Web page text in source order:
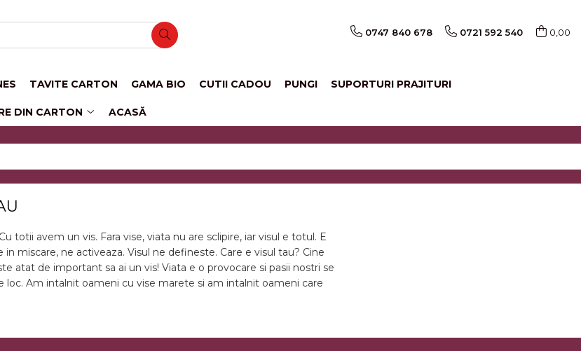
0747 840 678 0721 592 540 0,00
TAVITE CARTON GAMA BIO CUTII CADOU PUNGI SUPORTURI PRAJITURI
DIN CARTON ACASĂ
totii avem un vis. Fara vise, viata nu are sclipire, iar visul e totul. E
miscare, ne activeaza. Visul ne defineste. Care e visul tau? Cine
atat de important sa ai un vis! Viata e o provocare si pasii nostri se
loc. Am intalnit oameni cu vise marete si am intalnit oameni care